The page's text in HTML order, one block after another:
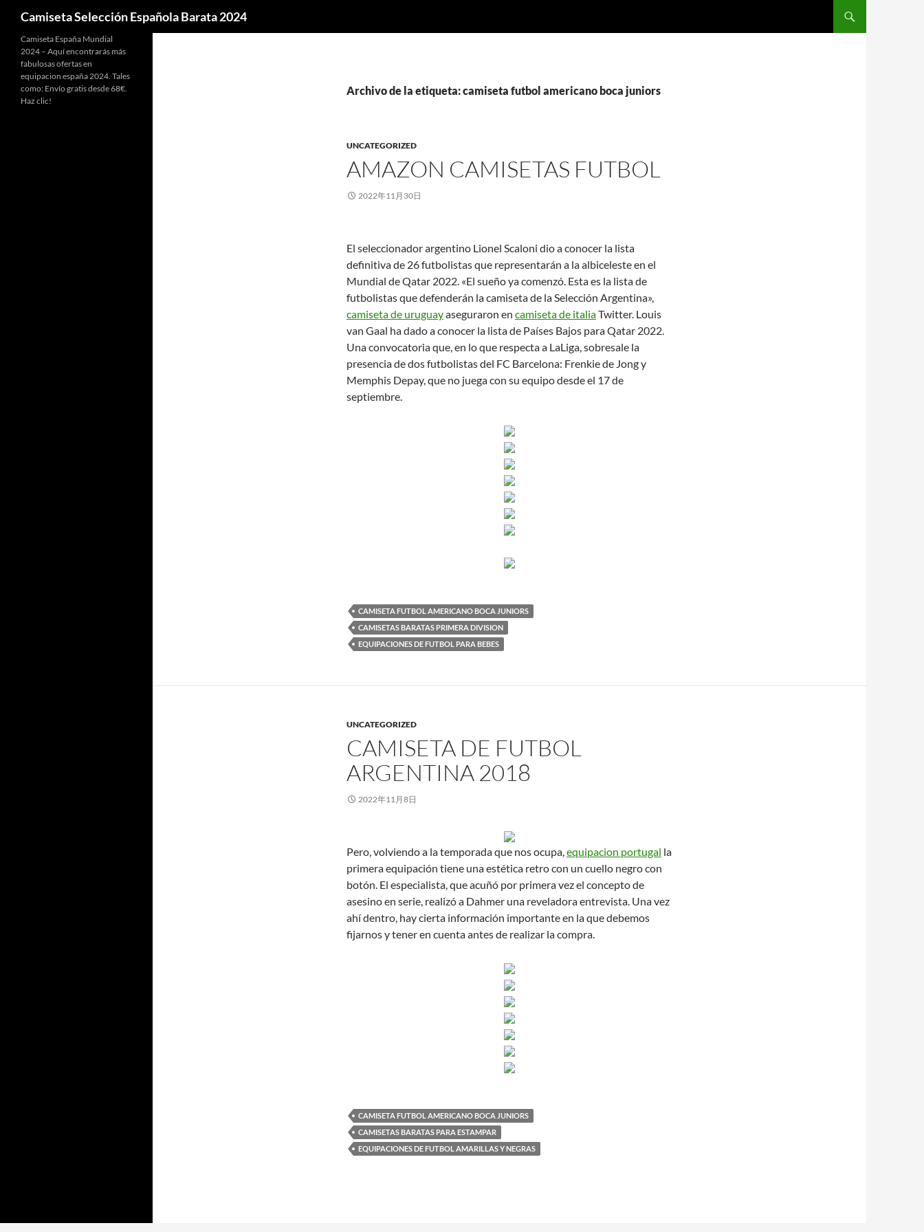
Camiseta Selección Española Barata 2024
Archivo de la etiqueta: camiseta futbol americano boca juniors
UNCATEGORIZED
AMAZON CAMISETAS FUTBOL
2022年11月30日
El seleccionador argentino Lionel Scaloni dio a conocer la lista
definitiva de 26 futbolistas que representarán a la albiceleste en el
Mundial de Qatar 2022. «El sueño ya comenzó. Esta es la lista de
futbolistas que defenderán la camiseta de la Selección Argentina»,
camiseta de uruguayaseguraron en camiseta de italiaTwitter. Louis
van Gaal ha dado a conocer la lista de Países Bajos para Qatar 2022.
Una convocatoria que, en lo que respecta a LaLiga, sobresale la
presencia de dos futbolistas del FC Barcelona: Frenkie de Jong y
Memphis Depay, que no juega con su equipo desde el 17 de
septiembre.
CAMISETA FUTBOL AMERICANO BOCA JUNIORS
CAMISETAS BARATAS PRIMERA DIVISION
EQUIPACIONES DE FUTBOL PARA BEBES
UNCATEGORIZED
CAMISETA DE FUTBOL
ARGENTINA 2018
2022年11月8日
Pero, volviendo a la temporada que nos ocupa,equipacion portugal la
primera equipación tiene una estética retro con un cuello negro con
botón. El especialista, que acuñó por primera vez el concepto de
asesino en serie, realizó a Dahmer una reveladora entrevista. Una vez
ahí dentro, hay cierta información importante en la que debemos
fijarnos y tener en cuenta antes de realizar la compra.
CAMISETA FUTBOL AMERICANO BOCA JUNIORS
CAMISETAS BARATAS PARA ESTAMPAR
EQUIPACIONES DE FUTBOL AMARILLAS Y NEGRAS
Camiseta España Mundial
2024 – Aquí encontrarás más
fabulosas ofertas en
equipacion españa 2024. Tales
como: Envío gratis desde 68€.
Haz clic!